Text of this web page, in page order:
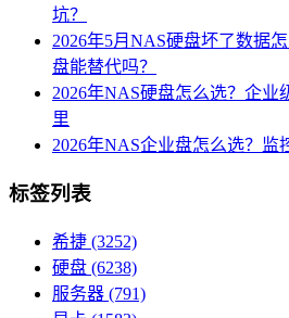
坑？
2026年5月NAS硬盘坏了数据
盘能替代吗？
2026年NAS硬盘怎么选？企业
里
2026年NAS企业盘怎么选？监
标签列表
希捷 (3252)
硬盘 (6238)
服务器 (791)